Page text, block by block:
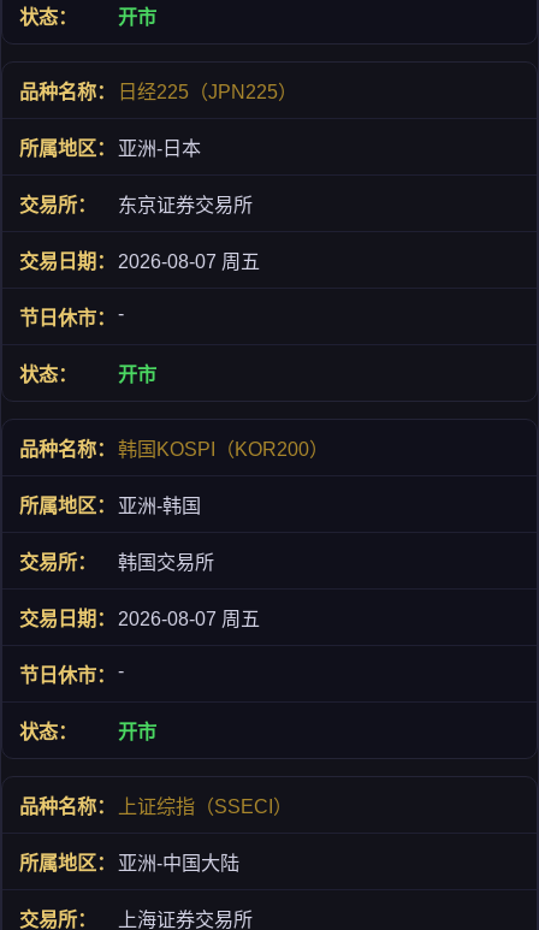
开市
日经225（JPN225）
亚洲-日本
东京证券交易所
2026-08-07 周五
-
开市
韩国KOSPI（KOR200）
亚洲-韩国
韩国交易所
2026-08-07 周五
-
开市
上证综指（SSECI）
亚洲-中国大陆
上海证券交易所